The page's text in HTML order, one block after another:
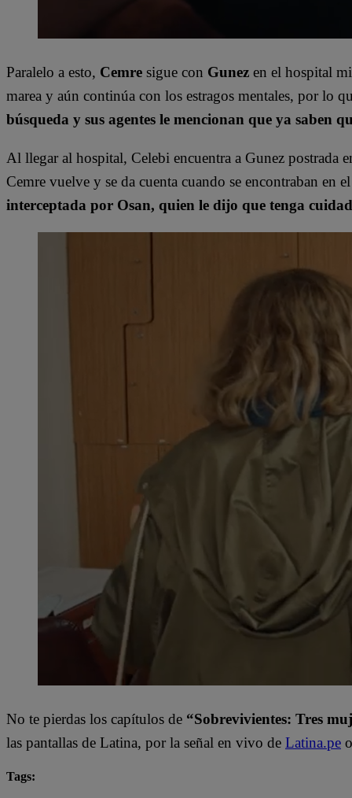
Paralelo a esto, Cemre sigue con Gunez en el hospital
marea y aún continúa con los estragos mentales, por lo
búsqueda y sus agentes le mencionan que ya saben
Al llegar al hospital, Celebi encuentra a Gunez postrada
Cemre vuelve y se da cuenta cuando se encontraban
interceptada por Osan, quien le dijo que tenga
No te pierdas los capítulos de “Sobrevivientes: Tres
las pantallas de Latina, por la señal en vivo de Latina.pe
Tags: